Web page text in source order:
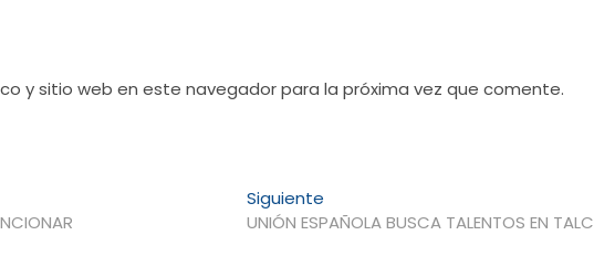
y sitio web en este navegador para la próxima vez que comente.
Siguiente
siguiente:
UNIÓN ESPAÑOLA BUSCA TALENTOS EN